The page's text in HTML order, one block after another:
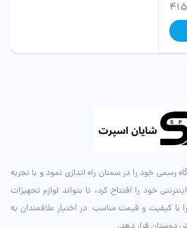
شایان از سال ۹۶ فروشگاه رسمی خود را در سمنان راه اندازی نمود و با تجربه
ماه ۹۸ فروشگاه اینترنتی خود را افتتاح کرد، تا بتواند لوازم تجهیزات
با کیفیت و قیمت مناسب در اختیار علاقمندان به